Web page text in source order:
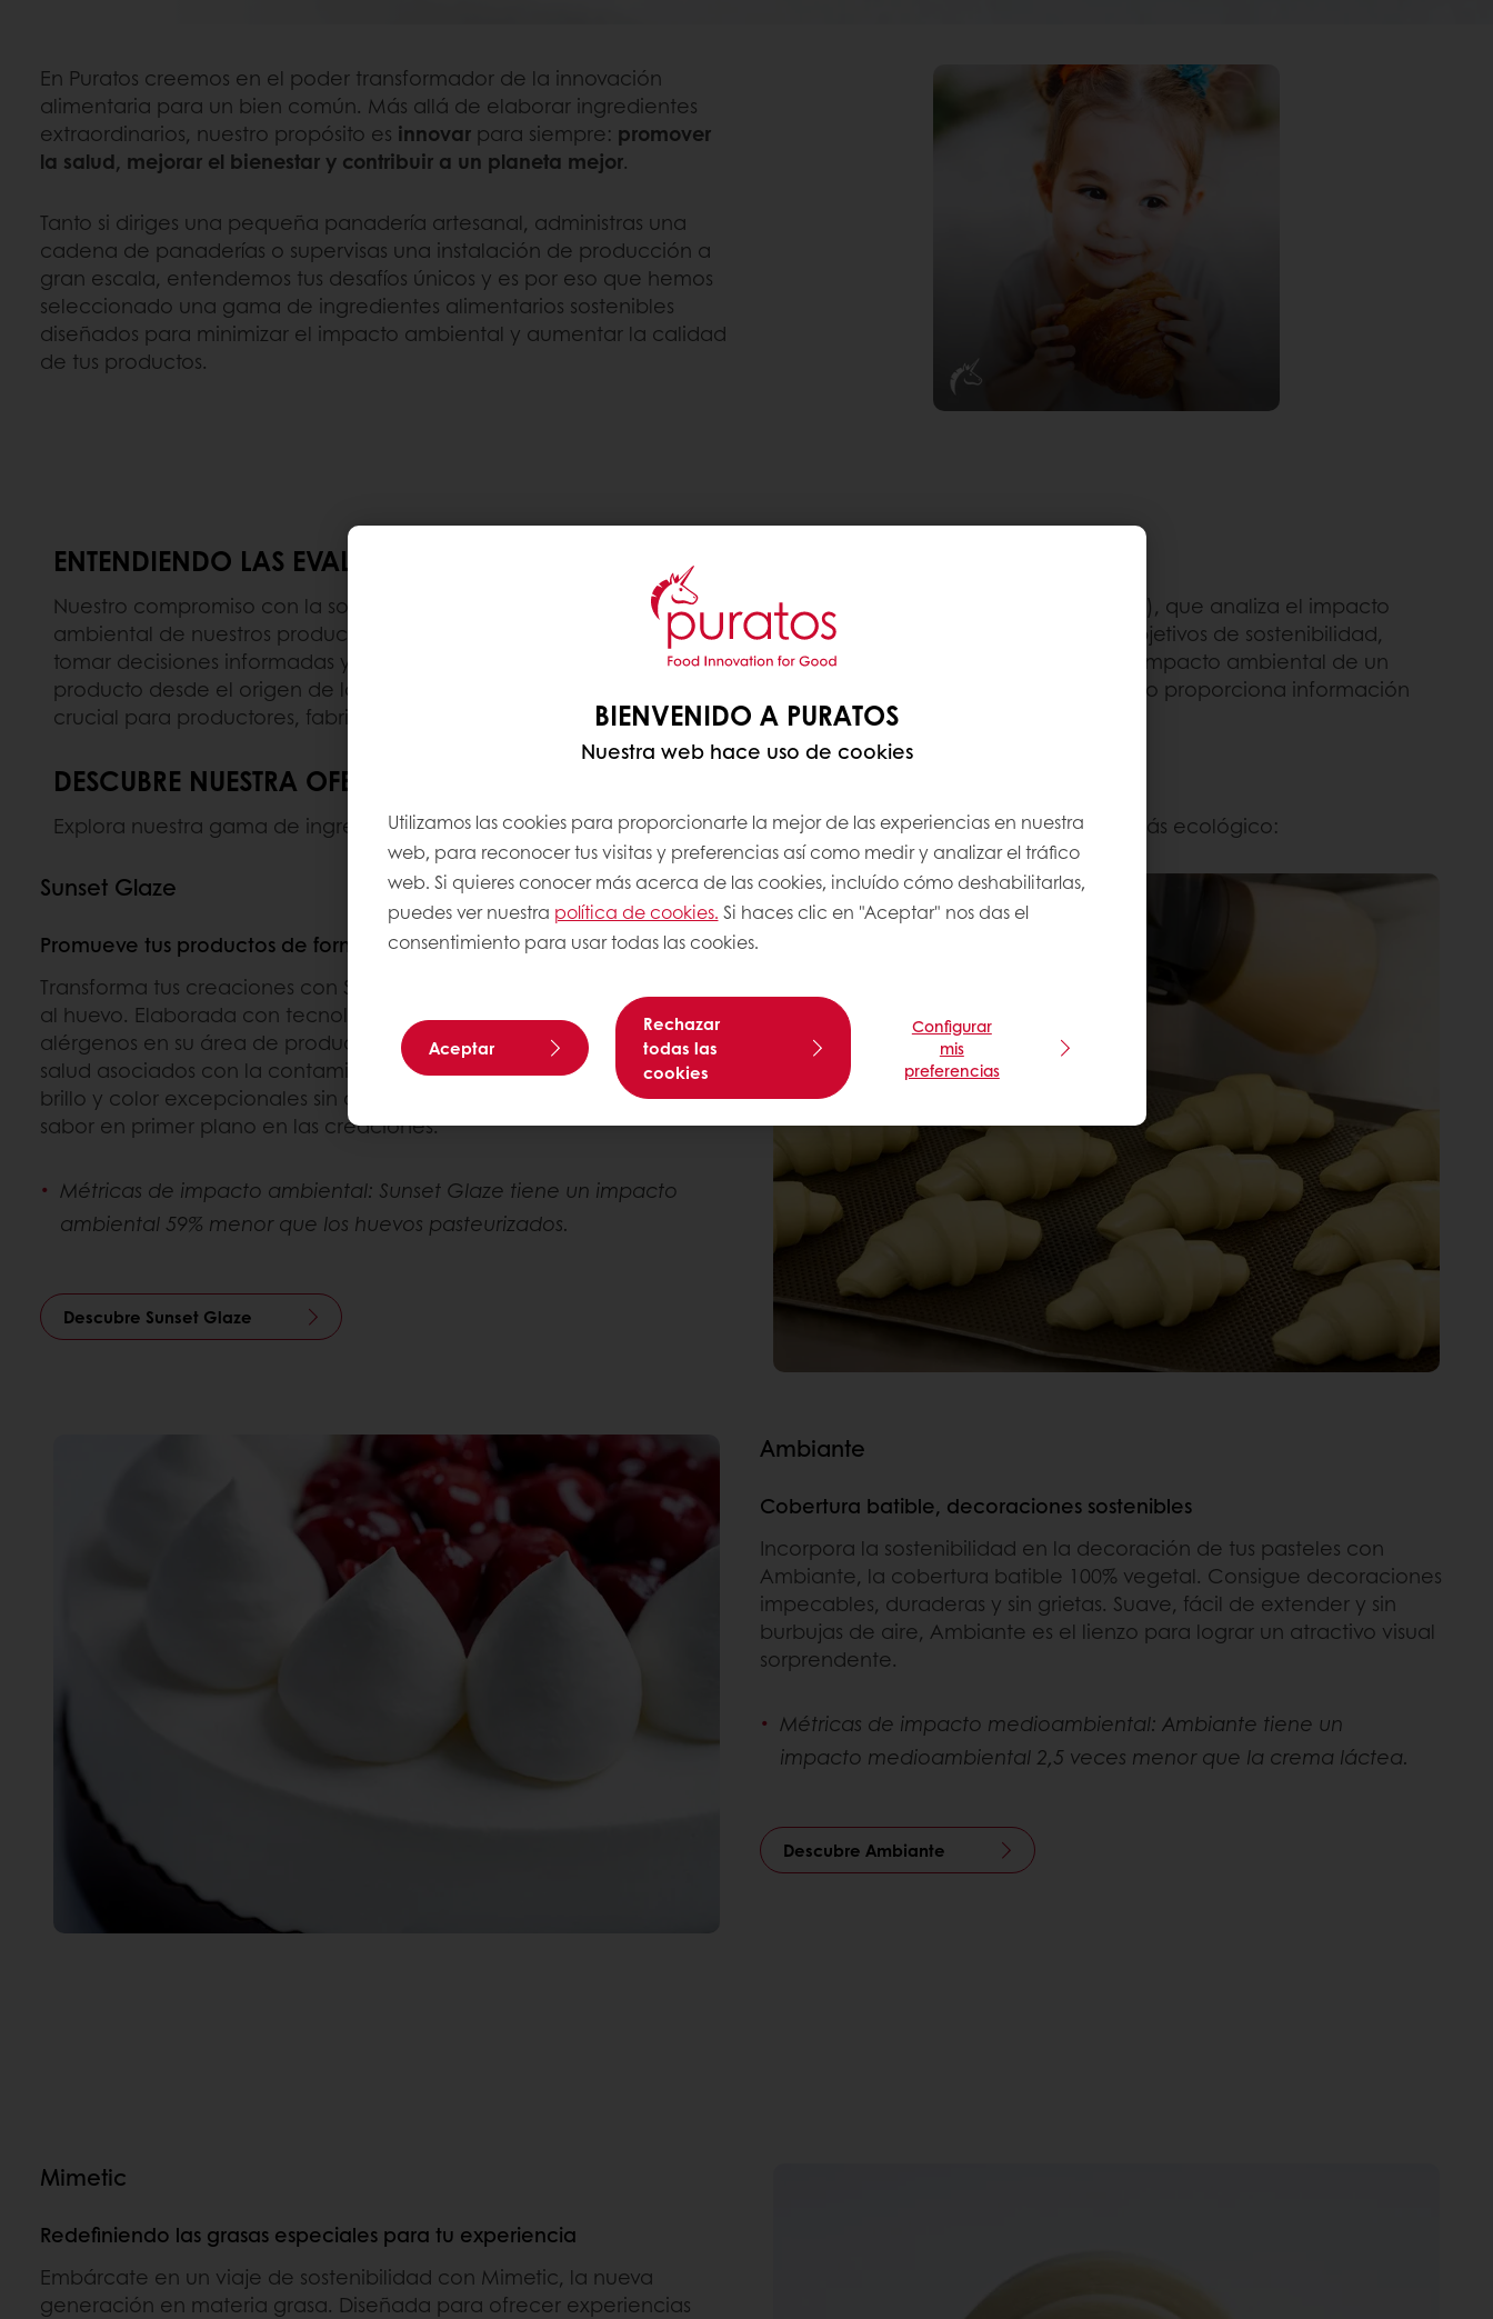
En Puratos creemos en el poder transformador de la innovación
alimentaria para un bien común. Más allá de elaborar ingredientes
extraordinarios, nuestro propósito es innovar para siempre: promover
la salud, mejorar el bienestar y contribuir a un planeta mejor.
Tanto si diriges una pequeña panadería artesanal, administras una
cadena de panaderías o supervisas una instalación de producción a
gran escala, entendemos tus desafíos únicos y es por eso que hemos
seleccionado una gama de ingredientes alimentarios sostenibles
diseñados para minimizar el impacto ambiental y aumentar la calidad
de tus productos.
ENTENDIENDO LAS EVALUACIONES DEL CICLO DE VIDA
Nuestro compromiso con la sostenibilidad se refleja en nuestra iniciativa de Evaluaciones del Ciclo de Vida (LCA), que analiza el impacto
ambiental de nuestros productos, recetas y soluciones. Esta iniciativa ayuda a nuestros clientes a acelerar sus objetivos de sostenibilidad,
tomar decisiones informadas y avanzar hacia un futuro más ecológico. La evaluación del ciclo de vida mide el impacto ambiental de un
producto desde el origen de las materias primas hasta su eliminación al final de su vida útil. Este análisis detallado proporciona información
crucial para productores, fabricantes y consumidores, fomentando decisiones ambientalmente conscientes.
DESCUBRE NUESTRA OFERTA DE PRODUCTOS DE BAJA HUELLA AMBIENTAL
Explora nuestra gama de ingredientes alimentarios sostenibles, cada uno de los cuales contribuye a un futuro más ecológico:
Sunset Glaze
Promueve tus productos de forma sostenible
Transforma tus creaciones con Sunset Glaze, la innovadora alternativa
al huevo. Elaborada con tecnología UHT, esta solución reduce los
alérgenos en su área de producción, minimizando los riesgos para la
salud asociados con la contaminación microbiológica. Disfruta de un
brillo y color excepcionales sin concesiones: prioriza la seguridad y el
sabor en primer plano en las creaciones.
Métricas de impacto ambiental: Sunset Glaze tiene un impacto
ambiental 59% menor que los huevos pasteurizados.
Descubre Sunset Glaze
Ambiante
Cobertura batible, decoraciones sostenibles
Incorpora la sostenibilidad en la decoración de tus pasteles con
Ambiante, la cobertura batible 100% vegetal. Consigue decoraciones
impecables, duraderas y sin grietas. Suave, fácil de extender y sin
burbujas de aire, Ambiante es el lienzo para lograr un atractivo visual
sorprendente.
Métricas de impacto medioambiental: Ambiante tiene un
impacto medioambiental 2,5 veces menor que la crema láctea.
Descubre Ambiante
Mimetic
Redefiniendo las grasas especiales para tu experiencia
Embárcate en un viaje de sostenibilidad con Mimetic, la nueva
generación en materia grasa. Diseñada para ofrecer experiencias
BIENVENIDO A PURATOS
Nuestra web hace uso de cookies
Utilizamos las cookies para proporcionarte la mejor de las experiencias en nuestra
web, para reconocer tus visitas y preferencias así como medir y analizar el tráfico
web. Si quieres conocer más acerca de las cookies, incluído cómo deshabilitarlas,
puedes ver nuestra política de cookies. Si haces clic en "Aceptar" nos das el
consentimiento para usar todas las cookies.
Aceptar
Rechazar
todas las
cookies
Configurar
mis
preferencias